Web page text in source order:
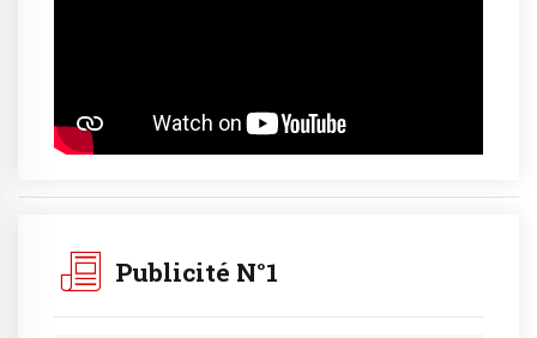
Publicité N°1